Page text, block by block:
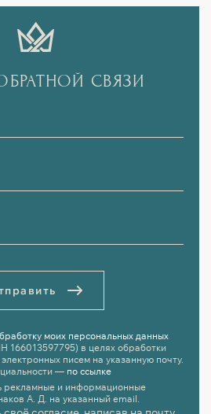
СВЯЗИ
пра вить
моих персональных данных
166013597795) в целях обработки
писем на указанную почту.
— по ссылке
рекламные и информационные
А. Д. на указанный email.